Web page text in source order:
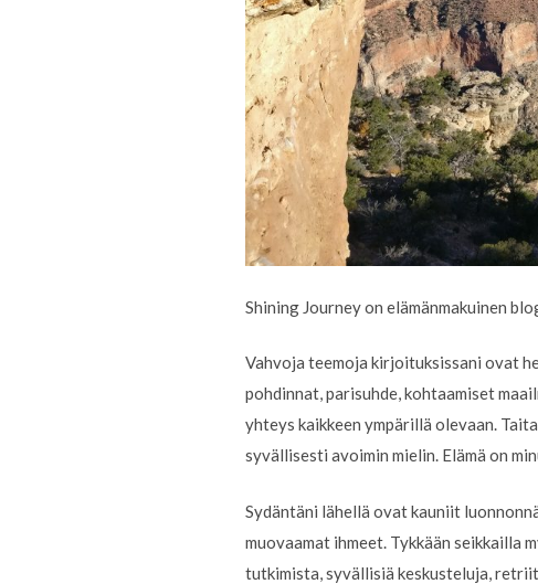
Shining Journey on elämänmakuinen
Vahvoja teemoja kirjoituksissani ovat
pohdinnat, parisuhde, kohtaamiset
yhteys kaikkeen ympärillä olevaan.
syvällisesti avoimin mielin. Elämä on
Sydäntäni lähellä ovat kauniit
muovaamat ihmeet. Tykkään seikkailla
tutkimista, syvällisiä keskusteluja,